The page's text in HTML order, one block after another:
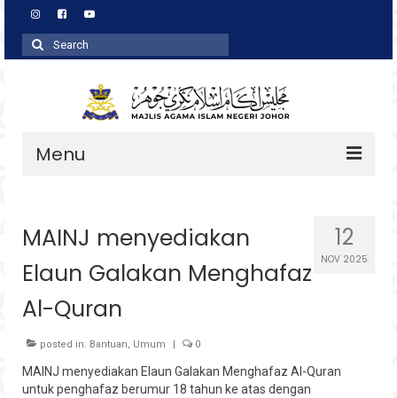
Search
for:
Menu
Zakat
Agihan
Wakaf
Baitulmal
Pembangunan Asnaf
12
NOV 2025
MAINJ menyediakan
Elaun Galakan Menghafaz
Al-Quran
posted in: Bantuan, Umum | 0
MAINJ menyediakan Elaun Galakan Menghafaz Al-Quran
untuk penghafaz berumur 18 tahun ke atas dengan